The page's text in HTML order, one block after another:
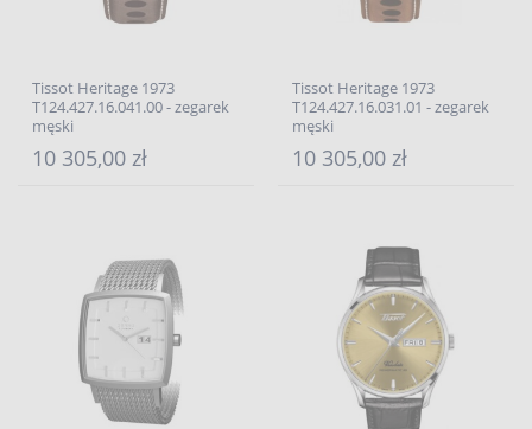
Tissot Heritage 1973
T124.427.16.041.00 - zegarek
męski
10 305,00 zł
Tissot Heritage 1973
T124.427.16.031.01 - zegarek
męski
10 305,00 zł